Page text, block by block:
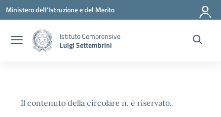
Vai ai contenuti
Vai al menu di navigazione
Vai al footer
Ministero dell'Istruzione e del Merito
Istituto Comprensivo
Luigi Settembrini
Il contenuto della circolare n. è riservato.